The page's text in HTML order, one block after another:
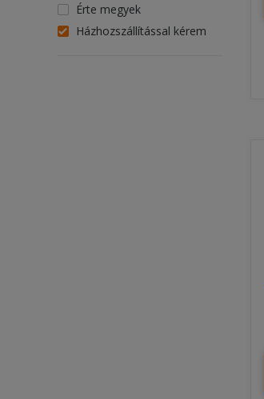
Érte megyek
Házhozszállítással kérem